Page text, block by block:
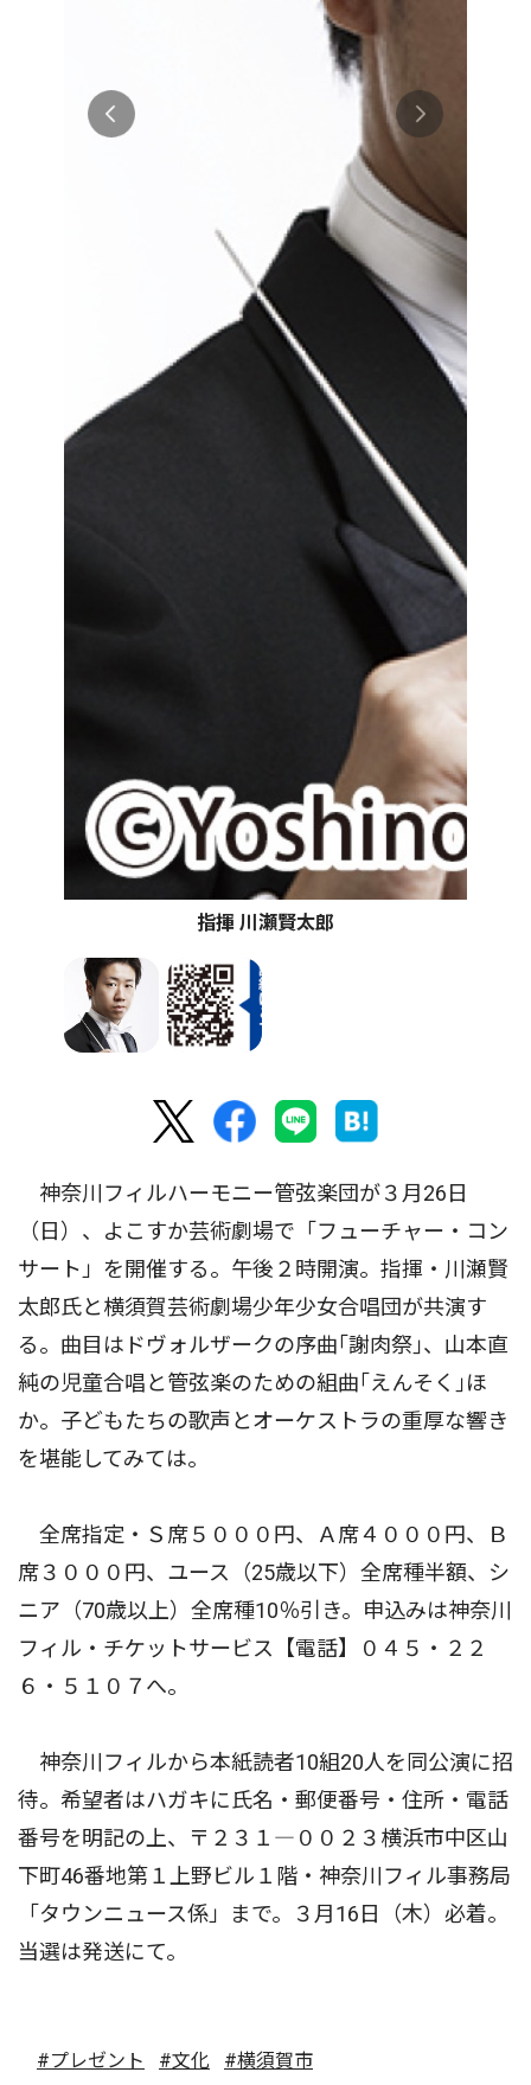
指揮 川瀬賢太郎
神奈川フィルハーモニー管弦楽団が３月26日
（日）、よこすか芸術劇場で「フューチャー・コン
サート」を開催する。午後２時開演。指揮・川瀬賢
太郎氏と横須賀芸術劇場少年少女合唱団が共演す
る。曲目はドヴォルザークの序曲｢謝肉祭｣、山本直
純の児童合唱と管弦楽のための組曲｢えんそく｣ほ
か。子どもたちの歌声とオーケストラの重厚な響き
を堪能してみては。
全席指定・Ｓ席５０００円、Ａ席４０００円、Ｂ
席３０００円、ユース（25歳以下）全席種半額、シ
ニア（70歳以上）全席種10％引き。申込みは神奈川
フィル・チケットサービス【電話】０４５・２２
６・５１０７へ。
神奈川フィルから本紙読者10組20人を同公演に招
待。希望者はハガキに氏名・郵便番号・住所・電話
番号を明記の上、〒２３１―００２３横浜市中区山
下町46番地第１上野ビル１階・神奈川フィル事務局
「タウンニュース係」まで。３月16日（木）必着。
当選は発送にて。
#プレゼント #文化 #横須賀市